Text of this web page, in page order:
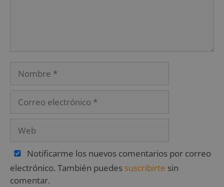
Notificarme los nuevos comentarios por correo
electrónico. También puedes suscribirte sin
comentar.